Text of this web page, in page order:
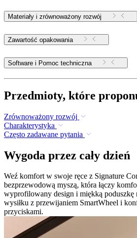
Materiały i zrównoważony rozwój
Zawartość opakowania
Software i Pomoc techniczna
Przedmioty, które
Zrównoważony rozwój
Charakterystyka
Często zadawane pytania
Wygoda przez cały dzień
Weź komfort w swoje ręce z Signature
bezprzewodową myszą, która łączy
wyprofilowany design i miękką poduszkę
wysiłku z przewijaniem SmartWheel i
przyciskami.